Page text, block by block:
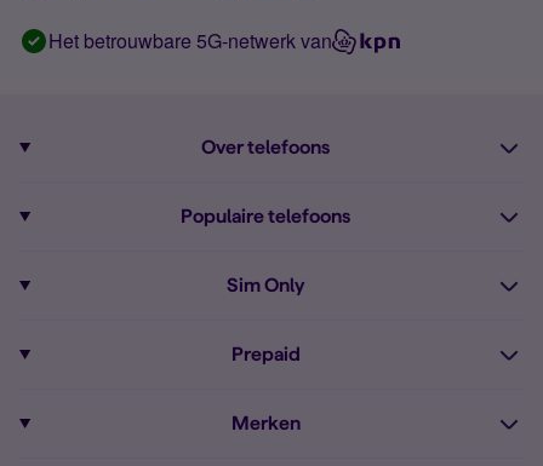
Het betrouwbare 5G-netwerk van
Over telefoons
Alle telefoons
Populaire telefoons
iPhone 16
Sim Only
Onbeperkt bellen
Prepaid
Merken